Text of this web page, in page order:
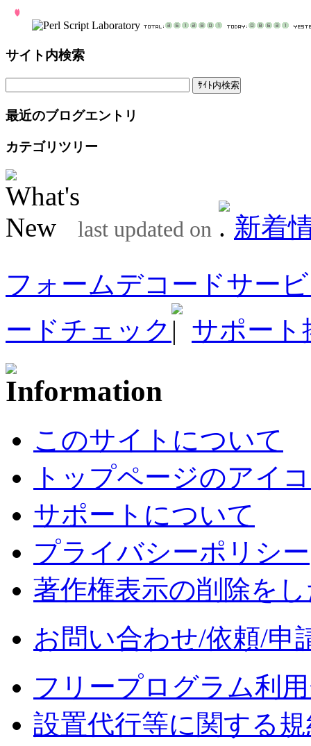
サイト内検索
最近のブログエントリ
カテゴリツリー
last updated on
新着
フォームデコードサー
ードチェック
サポート
このサイトについて
トップページのアイ
サポートについて
プライバシーポリシー
著作権表示の削除を
お問い合わせ/依頼/申
フリープログラム利
設置代行等に関する